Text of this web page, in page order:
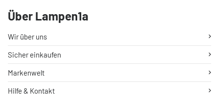
Über Lampen1a
Wir über uns
Sicher einkaufen
Markenwelt
Hilfe & Kontakt